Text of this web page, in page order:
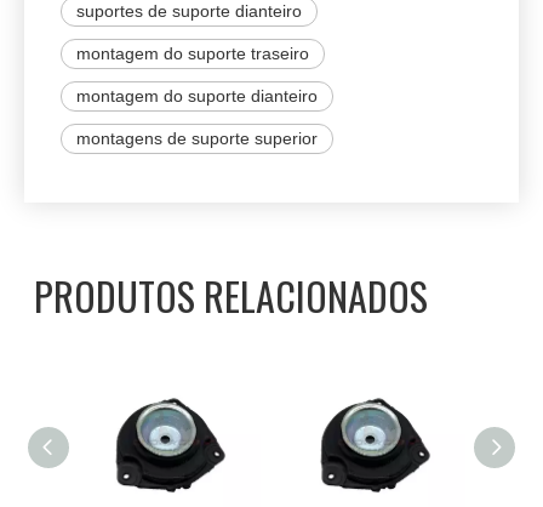
suportes de suporte dianteiro
montagem do suporte traseiro
montagem do suporte dianteiro
montagens de suporte superior
PRODUTOS RELACIONADOS